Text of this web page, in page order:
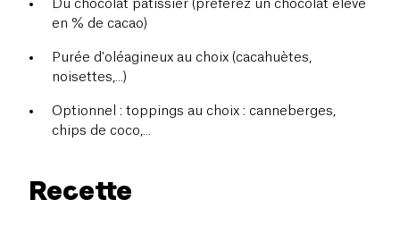
Du chocolat pâtissier (préférez un chocolat élevé
en % de cacao)
Purée d'oléagineux au choix (cacahuètes,
noisettes,...)
Optionnel : toppings au choix : canneberges,
chips de coco,...
Recette